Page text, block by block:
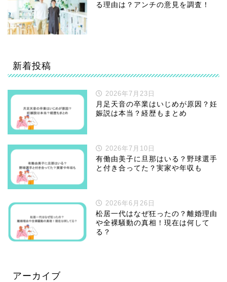
る理由は？アンチの意見を調査！
新着投稿
2026年7月23日
月足天音の卒業はいじめが原因？妊
娠説は本当？経歴もまとめ
2026年7月10日
有働由美子に旦那はいる？野球選手
と付き合ってた？実家や年収も
2026年6月26日
松居一代はなぜ狂ったの？離婚理由
や全裸騒動の真相！現在は何して
る？
アーカイブ